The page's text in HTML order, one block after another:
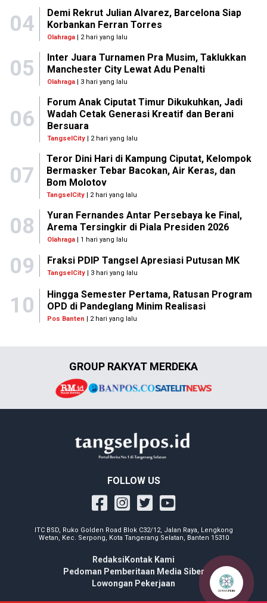
04
Demi Rekrut Julian Alvarez, Barcelona Siap
Korbankan Ferran Torres
Olahraga| 2 hari yang lalu
05
Inter Juara Turnamen Pra Musim, Taklukkan
Manchester City Lewat Adu Penalti
Olahraga| 3 hari yang lalu
06
Forum Anak Ciputat Timur Dikukuhkan, Jadi
Wadah Cetak Generasi Kreatif dan Berani
Bersuara
TangselCity| 2 hari yang lalu
07
Teror Dini Hari di Kampung Ciputat, Kelompok
Bermasker Tebar Bacokan, Air Keras, dan
Bom Molotov
TangselCity | 2 hari yang lalu
08
Yuran Fernandes Antar Persebaya ke Final,
Arema Tersingkir di Piala Presiden 2026
Olahraga| 1 hari yang lalu
09 Fraksi PDIP Tangsel Apresiasi Putusan MK
TangselCity | 3 hari yang lalu
10
Hingga Semester Pertama, Ratusan Program
OPD di Pandeglang Minim Realisasi
Pos Banten | 2 hari yang lalu
GROUP RAKYAT MERDEKA
FOLLOW US
ITC BSD, Ruko Golden Road Blok C32/12, Jalan Raya, Lengkong
Wetan, Kec. Serpong, Kota Tangerang Selatan, Banten 15310
Redaksi Kontak Kami
Pedoman Pemberitaan Media Siber
Lowongan Pekerjaan